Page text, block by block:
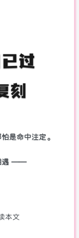
是命中注定。
遇 ——
本文